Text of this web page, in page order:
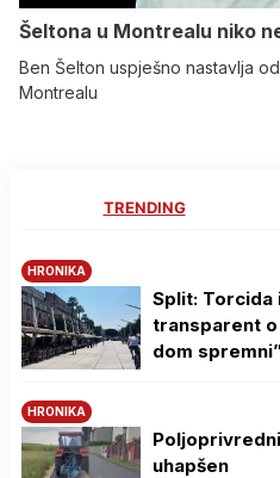
Šeltona u Montrealu niko
Ben Šelton uspješno nastavlja
Montrealu
TRENDING
HRONIKA
Split:
transparent o
dom
HRONIKA
uhapšen